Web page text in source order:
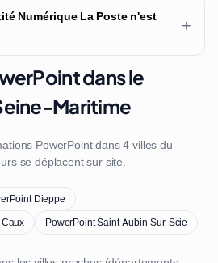
Numérique La Poste n'est
+
dans le
Maritime
PowerPoint dans 4 villes du
se déplacent sur site.
Dieppe
PowerPoint Saint-Aubin-Sur-Scie